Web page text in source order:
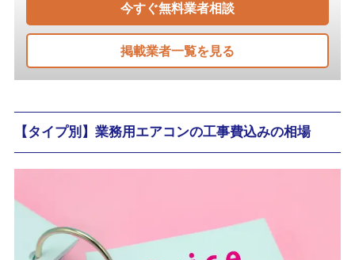
今すぐ無料業者相談
掲載業者一覧を見る
【タイプ別】業務用エアコンの工事費込みの相場